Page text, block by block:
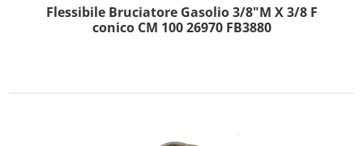
Flessibile Bruciatore Gasolio 3/8"M X 3/8 F
conico CM 100 26970 FB3880